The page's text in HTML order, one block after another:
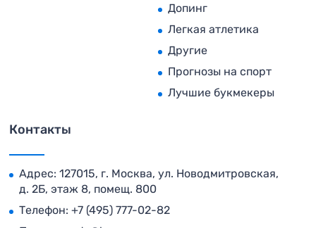
Допинг
Легкая атлетика
Другие
Прогнозы на спорт
Лучшие букмекеры
Контакты
Адрес: 127015, г. Москва, ул. Новодмитровская,
д. 2Б, этаж 8, помещ. 800
Телефон: +7 (495) 777-02-82